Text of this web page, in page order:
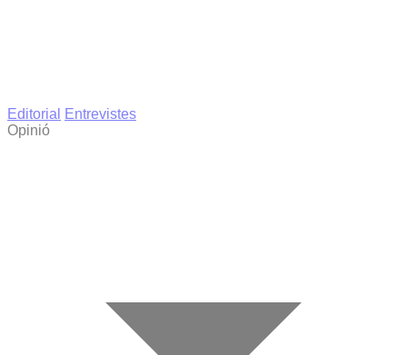
Editorial
Entrevistes
Opinió